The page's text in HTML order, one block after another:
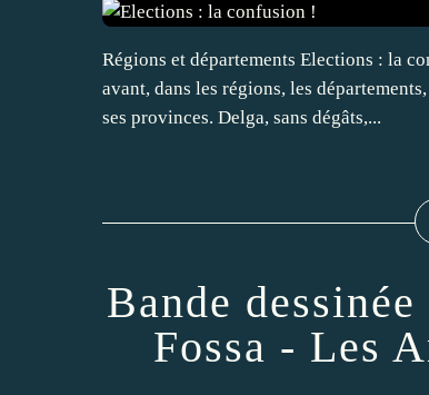
Régions et départements Elections : la
avant, dans les régions, les
ses provinces. Delga, sans dégâts,...
Bande
Fossa - Les